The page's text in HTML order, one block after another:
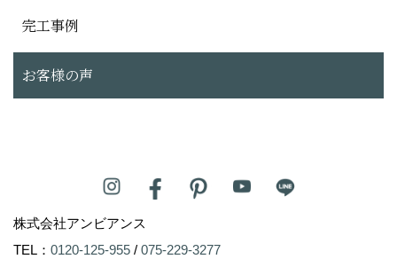
完工事例
お客様の声
株式会社アンビアンス
TEL： 0120-125-955 / 075-229-3277